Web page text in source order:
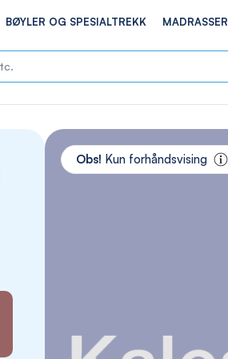
BØYLER OG SPESIALTREKK MADRASSER
Skip
Obs! Kun forhåndsvising